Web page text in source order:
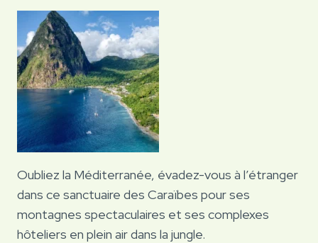
Oubliez la Méditerranée, évadez-vous à l’étranger
dans ce sanctuaire des Caraïbes pour ses
montagnes spectaculaires et ses complexes
hôteliers en plein air dans la jungle.